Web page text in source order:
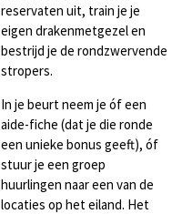
reservaten uit, train je je
eigen drakenmetgezel en
bestrijd je de rondzwervende
stropers.
In je beurt neem je óf een
aide-fiche (dat je die ronde
een unieke bonus geeft), óf
stuur je een groep
huurlingen naar een van de
locaties op het eiland. Het